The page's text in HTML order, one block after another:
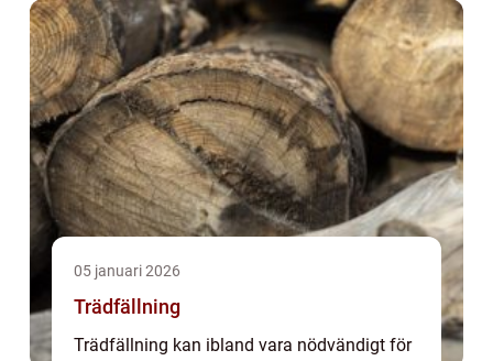
05 januari 2026
Trädfällning
Trädfällning kan ibland vara nödvändigt för